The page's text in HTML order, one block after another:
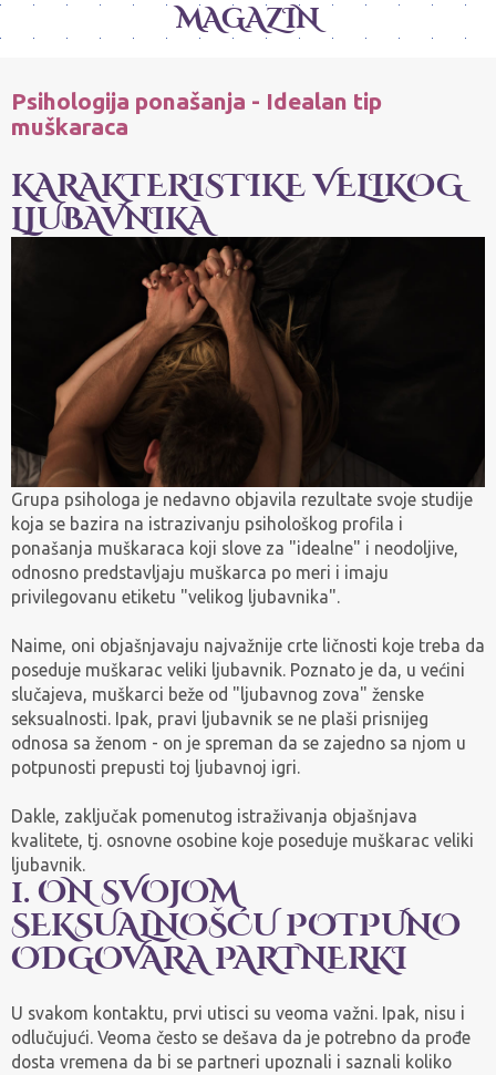
MAGAZIN
Psihologija ponašanja - Idealan tip
muškaraca
KARAKTERISTIKE VELIKOG
LJUBAVNIKA
Grupa psihologa je nedavno objavila rezultate svoje studije
koja se bazira na istrazivanju psihološkog profila i
ponašanja muškaraca koji slove za "idealne" i neodoljive,
odnosno predstavljaju muškarca po meri i imaju
privilegovanu etiketu "velikog ljubavnika".
Naime, oni objašnjavaju najvažnije crte ličnosti koje treba da
poseduje muškarac veliki ljubavnik. Poznato je da, u većini
slučajeva, muškarci beže od "ljubavnog zova" ženske
seksualnosti. Ipak, pravi ljubavnik se ne plaši prisnijeg
odnosa sa ženom - on je spreman da se zajedno sa njom u
potpunosti prepusti toj ljubavnoj igri.
Dakle, zaključak pomenutog istraživanja objašnjava
kvalitete, tj. osnovne osobine koje poseduje muškarac veliki
ljubavnik.
1. ON SVOJOM
SEKSUALNOŠĆU POTPUNO
ODGOVARA PARTNERKI
U svakom kontaktu, prvi utisci su veoma važni. Ipak, nisu i
odlučujući. Veoma često se dešava da je potrebno da prođe
dosta vremena da bi se partneri upoznali i saznali koliko